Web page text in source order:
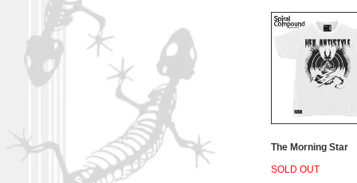
The Morning Star
SOLD OUT